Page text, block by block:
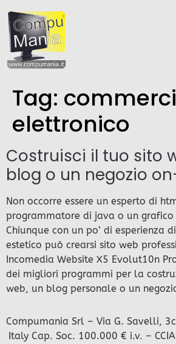
Tag:
elettronico
Costruisci il tuo sito
blog o un negozio
Non occorre essere un esperto di
programmatore di java o un
Chiunque con un po’ di esperienza
estetico può crearsi sito web
Incomedia Website X5 Evolut10n
dei migliori programmi per la
web, un blog personale o un
Compumania Srl – Via G. Savelli,
Italy Cap. Soc. 100.000 € i.v. –